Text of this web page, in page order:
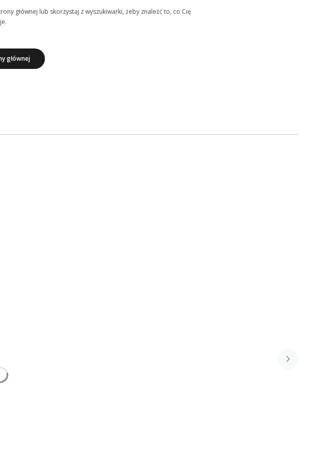
głównej lub skorzystaj z wyszukiwarki, żeby znaleźć to, co Cię
głównej